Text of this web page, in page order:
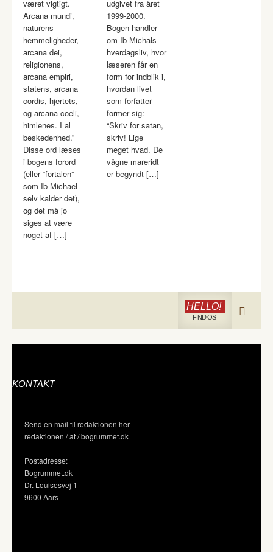
været vigtigt.
Arcana mundi,
naturens
hemmeligheder,
arcana dei,
religionens,
arcana empiri,
statens, arcana
cordis, hjertets,
og arcana coeli,
himlenes. I al
beskedenhed.”
Disse ord læses
i bogens forord
(eller “fortalen”
som Ib Michael
selv kalder det),
og det må jo
siges at være
noget af […]
udgivet fra året
1999-2000.
Bogen handler
om Ib Michals
hverdagsliv, hvor
læseren får en
form for indblik i,
hvordan livet
som forfatter
former sig:
“Skriv for satan,
skriv! Lige
meget hvad. De
vågne mareridt
er begyndt […]
HELLO!
FIND OS
KONTAKT
Send en mail til redaktionen her
redaktionen / at / bogrummet.dk
Postadresse:
Bogrummet.dk
Dr. Louisesvej 1
9600 Aars